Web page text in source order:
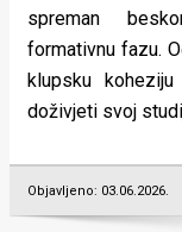
spreman
formativnu fazu.
klupsku
doživjeti svoj
Objavljeno: 03.06.2026.